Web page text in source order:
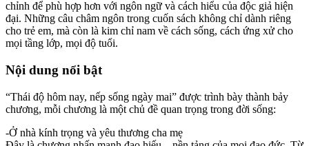
chỉnh để phù hợp hơn với ngôn ngữ và cách hiểu của độc giả hiện
đại. Những câu châm ngôn trong cuốn sách không chỉ dành riêng
cho trẻ em, mà còn là kim chỉ nam về cách sống, cách ứng xử cho
mọi tầng lớp, mọi độ tuổi.
Nội dung nổi bật
“Thái độ hôm nay, nếp sống ngày mai” được trình bày thành bảy
chương, mỗi chương là một chủ đề quan trọng trong đời sống:
-Ở nhà kính trọng và yêu thương cha mẹ